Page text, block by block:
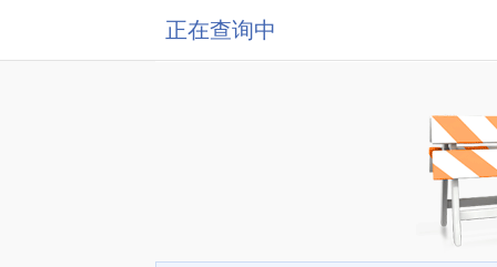
正在查询中